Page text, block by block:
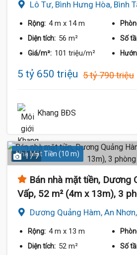
Lô Tư, Bình Hưng Hòa, Bình
Rộng: 4 m x 14 m
Diện tích: 56 m² Số
Giá/m²: 101 triệu/m²
5 tỷ 650 triệu 5 tỷ 790 triệu
Khang BĐS
Nhà Mặt Tiền (10 m)
1 / 7
Bán nhà mặt tiền, Dương
Vấp, 52 m² (4m x 13m), 3
Dương Quảng Hàm, An
Rộng: 4 m x 13 m
Diện tích: 52 m² Số